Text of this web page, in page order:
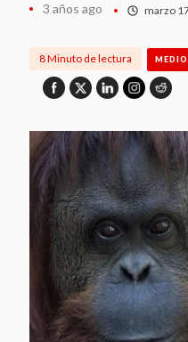
3 años ago marzo
8 Minuto de lectura